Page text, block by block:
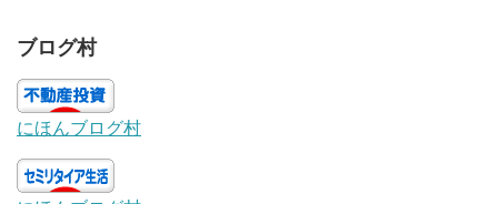
ブログ村
にほんブログ村